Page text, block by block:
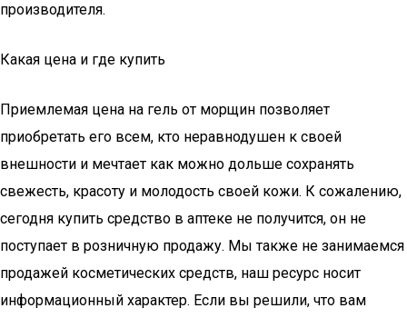
производителя.
Какая цена и где купить
Приемлемая цена на гель от морщин позволяет
приобретать его всем, кто неравнодушен к своей
внешности и мечтает как можно дольше сохранять
свежесть, красоту и молодость своей кожи. К сожалению,
сегодня купить средство в аптеке не получится, он не
поступает в розничную продажу. Мы также не занимаемся
продажей косметических средств, наш ресурс носит
информационный характер. Если вы решили, что вам